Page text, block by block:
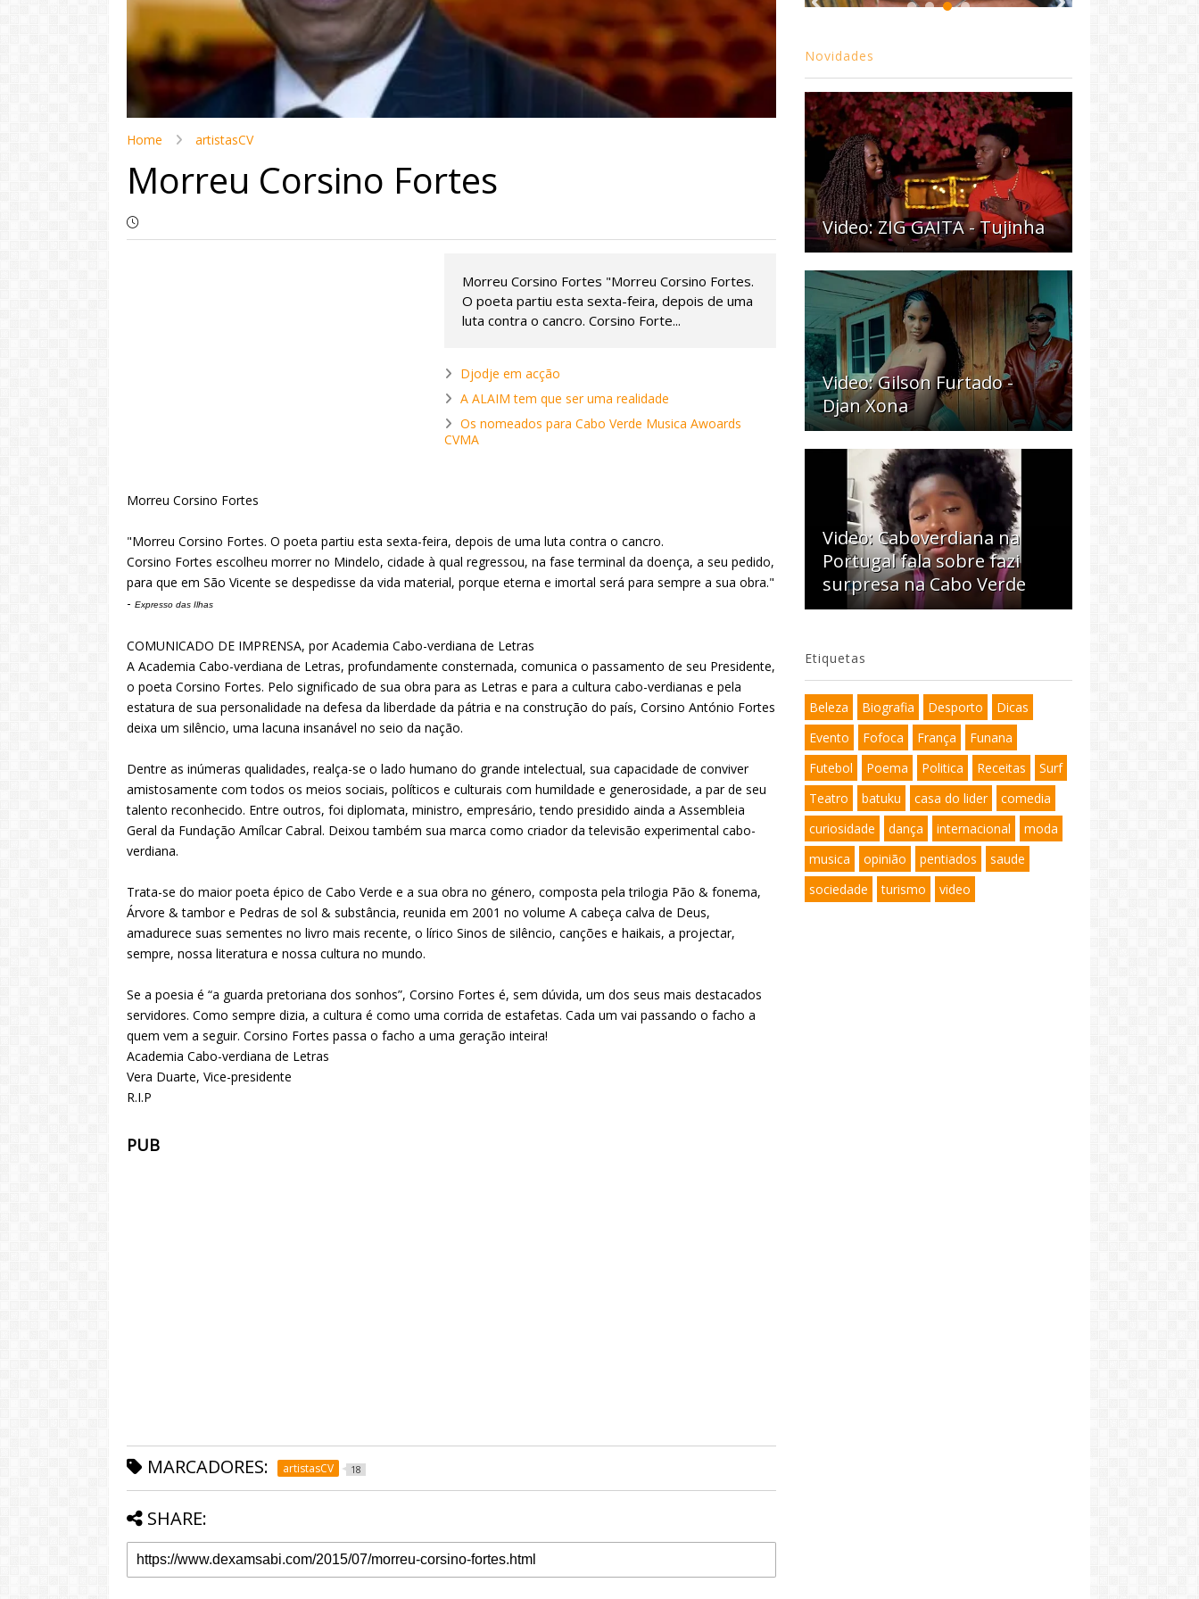
Home artistasCV
Morreu Corsino Fortes
Morreu Corsino Fortes "Morreu Corsino Fortes.
O poeta partiu esta sexta-feira, depois de uma
luta contra o cancro. Corsino Forte...
Djodje em acção
A ALAIM tem que ser uma realidade
Os nomeados para Cabo Verde Musica Awoards
CVMA
Morreu Corsino Fortes
"Morreu Corsino Fortes. O poeta partiu esta sexta-feira, depois de uma luta contra o cancro.
Corsino Fortes escolheu morrer no Mindelo, cidade à qual regressou, na fase terminal da doença, a seu pedido,
para que em São Vicente se despedisse da vida material, porque eterna e imortal será para sempre a sua obra."
- Expresso das Ilhas
COMUNICADO DE IMPRENSA, por Academia Cabo-verdiana de Letras
A Academia Cabo-verdiana de Letras, profundamente consternada, comunica o passamento de seu Presidente,
o poeta Corsino Fortes. Pelo significado de sua obra para as Letras e para a cultura cabo-verdianas e pela
estatura de sua personalidade na defesa da liberdade da pátria e na construção do país, Corsino António Fortes
deixa um silêncio, uma lacuna insanável no seio da nação.
Dentre as inúmeras qualidades, realça-se o lado humano do grande intelectual, sua capacidade de conviver
amistosamente com todos os meios sociais, políticos e culturais com humildade e generosidade, a par de seu
talento reconhecido. Entre outros, foi diplomata, ministro, empresário, tendo presidido ainda a Assembleia
Geral da Fundação Amílcar Cabral. Deixou também sua marca como criador da televisão experimental cabo-
verdiana.
Trata-se do maior poeta épico de Cabo Verde e a sua obra no género, composta pela trilogia Pão & fonema,
Árvore & tambor e Pedras de sol & substância, reunida em 2001 no volume A cabeça calva de Deus,
amadurece suas sementes no livro mais recente, o lírico Sinos de silêncio, canções e haikais, a projectar,
sempre, nossa literatura e nossa cultura no mundo.
Se a poesia é “a guarda pretoriana dos sonhos”, Corsino Fortes é, sem dúvida, um dos seus mais destacados
servidores. Como sempre dizia, a cultura é como uma corrida de estafetas. Cada um vai passando o facho a
quem vem a seguir. Corsino Fortes passa o facho a uma geração inteira!
Academia Cabo-verdiana de Letras
Vera Duarte, Vice-presidente
R.I.P
PUB
MARCADORES: artistasCV 18
SHARE:
Novidades
Video: ZIG GAITA - Tujinha
Video: Gilson Furtado -
Djan Xona
Video: Caboverdiana na
Portugal fala sobre fazi
surpresa na Cabo Verde
Etiquetas
Beleza Biografia Desporto
Dicas
Evento
Fofoca França
Funana
Futebol
Poema Politica Receitas
Surf
Teatro
batuku casa do lider
comedia
curiosidade
dança internacional
moda
musica
opinião pentiados
saude
sociedade
turismo video